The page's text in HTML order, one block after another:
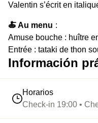
Valentin s’écrit en
🍝 Au menu :
Amuse bouche : huître
Entrée : tataki de thon
vinaigrette passion pour le
Champagne à l’entrée,
Información
Horarios
Check-in 19:00 •